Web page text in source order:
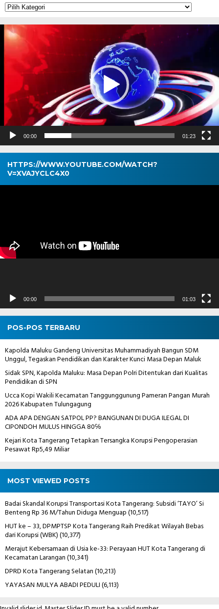
Kategori
Pemutar
Video
00:00 01:23
HTTPS://WWW.YOUTUBE.COM/WATCH?
V=XVAJYCLC4X0
Pemutar
00:00 01:03
POS-POS TERBARU
Kapolda Maluku Gandeng Universitas Muhammadiyah Bangun SDM
Unggul, Tegaskan Pendidikan dan Karakter Kunci Masa Depan Maluk
Sidak SPN, Kapolda Maluku: Masa Depan Polri Ditentukan dari Kualitas
Pendidikan di SPN
Ucca Kopi Wakili Kecamatan Tanggunggunung Pameran Pangan Murah
2026 Kabupaten Tulungagung
ADA APA DENGAN SATPOL PP? BANGUNAN DI DUGA ILEGAL DI
CIPONDOH MULUS HINGGA 80℅
Kejari Kota Tangerang Tetapkan Tersangka Korupsi Pengoperasian
Pesawat Rp5,49 Miliar
MOST VIEWED POSTS
Badai Skandal Korupsi Transportasi Kota Tangerang: Subsidi ‘TAYO’ Si
Benteng Rp 36 M/Tahun Diduga Menguap(10,517)
HUT ke – 33, DPMPTSP Kota Tangerang Raih Predikat Wilayah Bebas
dari Korupsi (WBK)(10,377)
Merajut Kebersamaan di Usia ke-33: Perayaan HUT Kota Tangerang di
Kecamatan Larangan(10,341)
DPRD Kota Tangerang Selatan(10,213)
YAYASAN MULYA ABADI PEDULI(6,113)